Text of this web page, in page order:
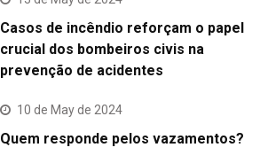
Casos de incêndio reforçam o papel
crucial dos bombeiros civis na
prevenção de acidentes
10 de May de 2024
Quem responde pelos vazamentos?